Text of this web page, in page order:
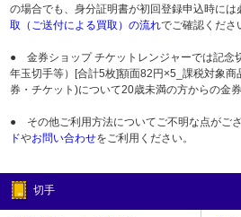
の場合でも、身分証明書が初回登録申込時に
取（ご送付による買取）の流れでご確認くださ
● 金券ショップ チケットレンジャーでは記念
年玉切手等）[合計5枚]額面82円×5_課税対象
券・チケット)について20歳未満の方からの金
● その他ご利用方法についてご不明な点がご
ドやお問い合わせをご利用ください。
切手